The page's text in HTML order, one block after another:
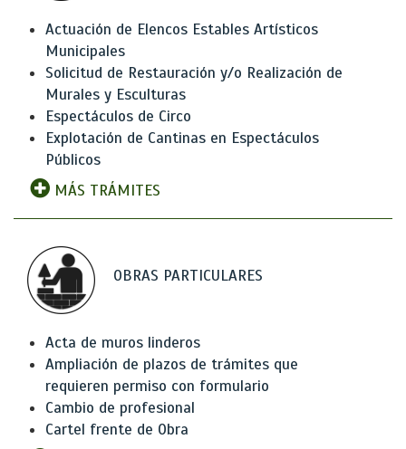
Actuación de Elencos Estables Artísticos
Municipales
Solicitud de Restauración y/o Realización de
Murales y Esculturas
Espectáculos de Circo
Explotación de Cantinas en Espectáculos
Públicos
MÁS TRÁMITES
OBRAS PARTICULARES
Acta de muros linderos
Ampliación de plazos de trámites que
requieren permiso con formulario
Cambio de profesional
Cartel frente de Obra